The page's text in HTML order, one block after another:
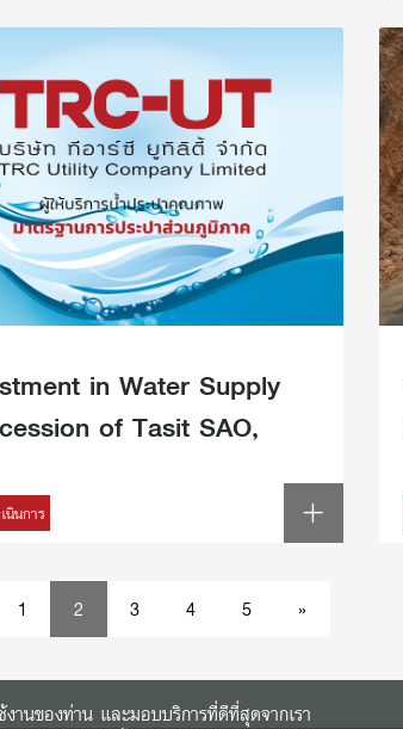
in Water Supply
of Tasit SAO,
Co., Ltd.
นินการ
1 2 3 4 5 »
านของท่าน และมอบบริการที่ดีที่สุดจากเรา